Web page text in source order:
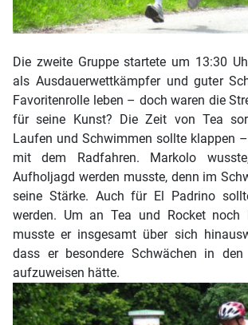
Die zweite Gruppe startete um 13:30
als Ausdauerwettkämpfer und guter
Favoritenrolle leben – doch waren die
für seine Kunst? Die Zeit von Tea
Laufen und Schwimmen sollte klappen
mit dem Radfahren. Markolo
Aufholjagd werden musste, denn im
seine Stärke. Auch für El Padrino
werden. Um an Tea und Rocket noch
musste er insgesamt über sich
dass er besondere Schwächen in den
aufzuweisen hätte.